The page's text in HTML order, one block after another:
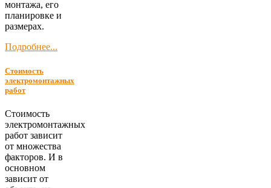
монтажа, его
планировке и
размерах.
Подробнее...
Стоимость
электромонтажных
работ
Стоимость
электромонтажных
работ зависит
от множества
факторов. И в
основном
зависит от